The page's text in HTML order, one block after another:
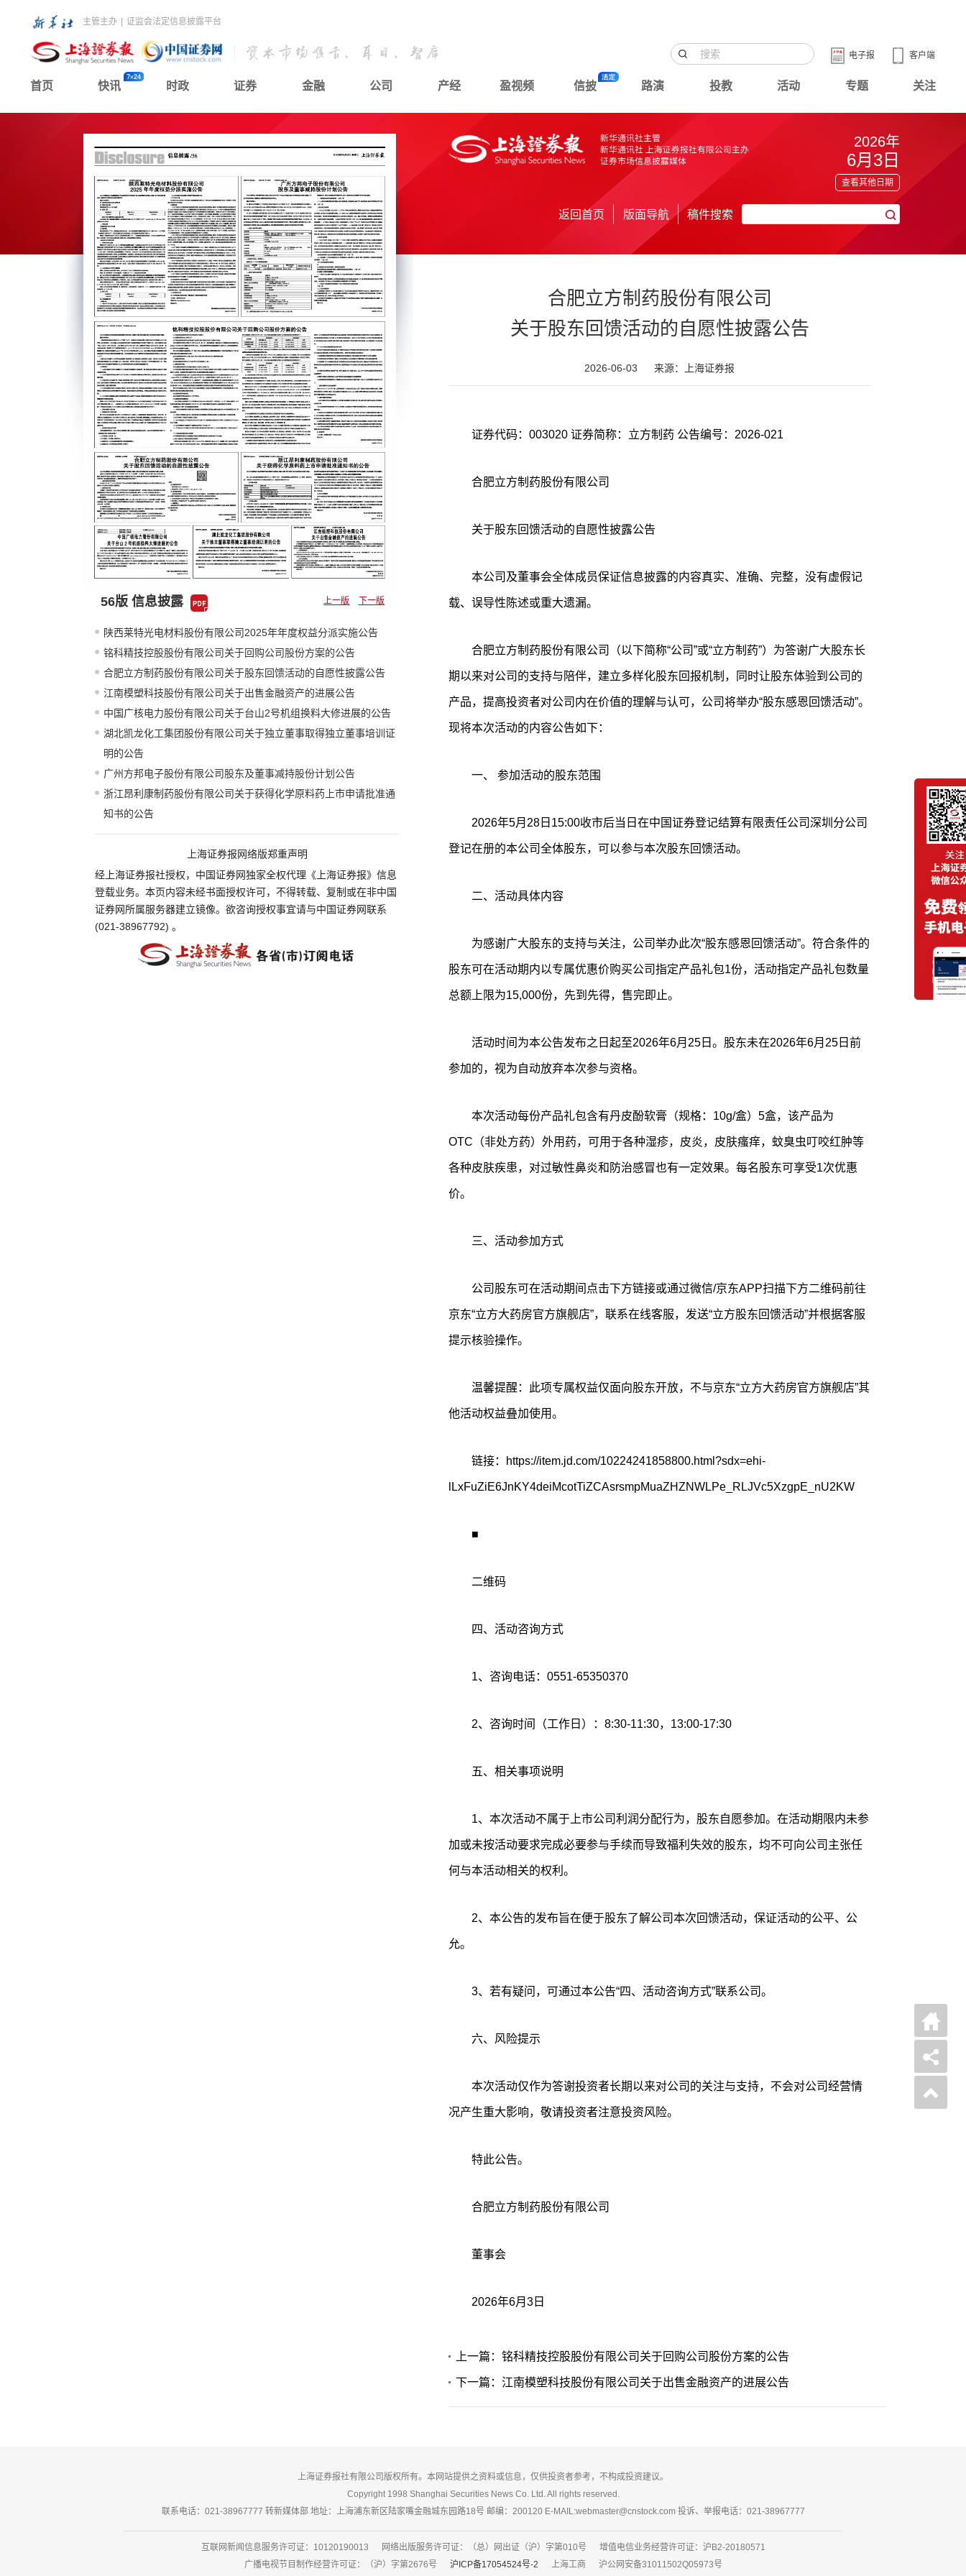
主管主办 证监会法定信息披露平台
客户端
电子报
首页 快讯 时政 证券 金融 公司 产经 盈视频 信披 路演 投教 活动 专题 关注
56版 信息披露 上一版 下一版
陕西莱特光电材料股份有限公司2025年年度权益分派实施公告
铭科精技控股股份有限公司关于回购公司股份方案的公告
合肥立方制药股份有限公司关于股东回馈活动的自愿性披露公告
江南模塑科技股份有限公司关于出售金融资产的进展公告
中国广核电力股份有限公司关于台山2号机组换料大修进展的公告
湖北凯龙化工集团股份有限公司关于独立董事取得独立董事培训证
明的公告
广州方邦电子股份有限公司股东及董事减持股份计划公告
浙江昂利康制药股份有限公司关于获得化学原料药上市申请批准通
知书的公告
上海证券报网络版郑重声明
经上海证券报社授权，中国证券网独家全权代理《上海证券报》信息
登载业务。本页内容未经书面授权许可，不得转载、复制或在非中国
证券网所属服务器建立镜像。欲咨询授权事宜请与中国证券网联系
(021-38967792) 。
2026年
6月3日
查看其他日期
返回首页 版面导航 稿件搜索
合肥立方制药股份有限公司
关于股东回馈活动的自愿性披露公告
2026-06-03 来源：上海证券报
证券代码：003020 证券简称：立方制药 公告编号：2026-021
合肥立方制药股份有限公司
关于股东回馈活动的自愿性披露公告
本公司及董事会全体成员保证信息披露的内容真实、准确、完整，没有虚假记
载、误导性陈述或重大遗漏。
合肥立方制药股份有限公司（以下简称“公司”或“立方制药”）为答谢广大股东长
期以来对公司的支持与陪伴，建立多样化股东回报机制，同时让股东体验到公司的
产品，提高投资者对公司内在价值的理解与认可，公司将举办“股东感恩回馈活动”。
现将本次活动的内容公告如下：
一、 参加活动的股东范围
2026年5月28日15:00收市后当日在中国证券登记结算有限责任公司深圳分公司
登记在册的本公司全体股东，可以参与本次股东回馈活动。
二、活动具体内容
为感谢广大股东的支持与关注，公司举办此次“股东感恩回馈活动”。符合条件的
股东可在活动期内以专属优惠价购买公司指定产品礼包1份，活动指定产品礼包数量
总额上限为15,000份，先到先得，售完即止。
活动时间为本公告发布之日起至2026年6月25日。股东未在2026年6月25日前
参加的，视为自动放弃本次参与资格。
本次活动每份产品礼包含有丹皮酚软膏（规格：10g/盒）5盒，该产品为
OTC（非处方药）外用药，可用于各种湿疹，皮炎，皮肤瘙痒，蚊臭虫叮咬红肿等
各种皮肤疾患，对过敏性鼻炎和防治感冒也有一定效果。每名股东可享受1次优惠
价。
三、活动参加方式
公司股东可在活动期间点击下方链接或通过微信/京东APP扫描下方二维码前往
京东“立方大药房官方旗舰店”，联系在线客服，发送“立方股东回馈活动”并根据客服
提示核验操作。
温馨提醒：此项专属权益仅面向股东开放，不与京东“立方大药房官方旗舰店”其
他活动权益叠加使用。
链接：https://item.jd.com/10224241858800.html?sdx=ehi-
lLxFuZiE6JnKY4deiMcotTiZCAsrsmpMuaZHZNWLPe_RLJVc5XzgpE_nU2KW
■
二维码
四、活动咨询方式
1、咨询电话：0551-65350370
2、咨询时间（工作日）：8:30-11:30，13:00-17:30
五、相关事项说明
1、本次活动不属于上市公司利润分配行为，股东自愿参加。在活动期限内未参
加或未按活动要求完成必要参与手续而导致福利失效的股东，均不可向公司主张任
何与本活动相关的权利。
2、本公告的发布旨在便于股东了解公司本次回馈活动，保证活动的公平、公
允。
3、若有疑问，可通过本公告“四、活动咨询方式”联系公司。
六、风险提示
本次活动仅作为答谢投资者长期以来对公司的关注与支持，不会对公司经营情
况产生重大影响，敬请投资者注意投资风险。
特此公告。
合肥立方制药股份有限公司
董事会
2026年6月3日
上一篇：铭科精技控股股份有限公司关于回购公司股份方案的公告
下一篇：江南模塑科技股份有限公司关于出售金融资产的进展公告
上海证券报社有限公司版权所有。本网站提供之资料或信息，仅供投资者参考，不构成投资建议。
Copyright 1998 Shanghai Securities News Co. Ltd. All rights reserved.
联系电话：021-38967777 转新媒体部 地址：上海浦东新区陆家嘴金融城东园路18号 邮编：200120 E-MAIL:webmaster@cnstock.com 投诉、举报电话：021-38967777
互联网新闻信息服务许可证：10120190013 网络出版服务许可证：（总）网出证（沪）字第010号 增值电信业务经营许可证：沪B2-20180571
广播电视节目制作经营许可证：（沪）字第2676号 沪ICP备17054524号-2 上海工商 沪公网安备31011502Q05973号